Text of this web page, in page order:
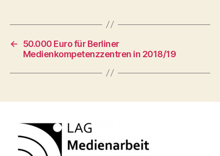
←
50.000 Euro für Berliner
Medienkompetenzzentren in 2018/19